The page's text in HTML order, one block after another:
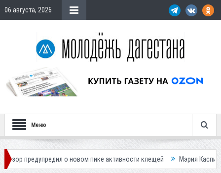
06 августа, 2026
Меню
о новом пике активности клещей Мэрия Каспийска назвала